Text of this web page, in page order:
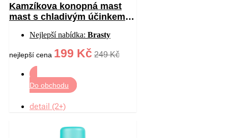
Kamzíkova konopná mast
mast s chladivým účinkem
Nejlepší nabídka: Brasty
nejlepší cena 199 Kč 249 Kč
Do obchodu
detail (2+)